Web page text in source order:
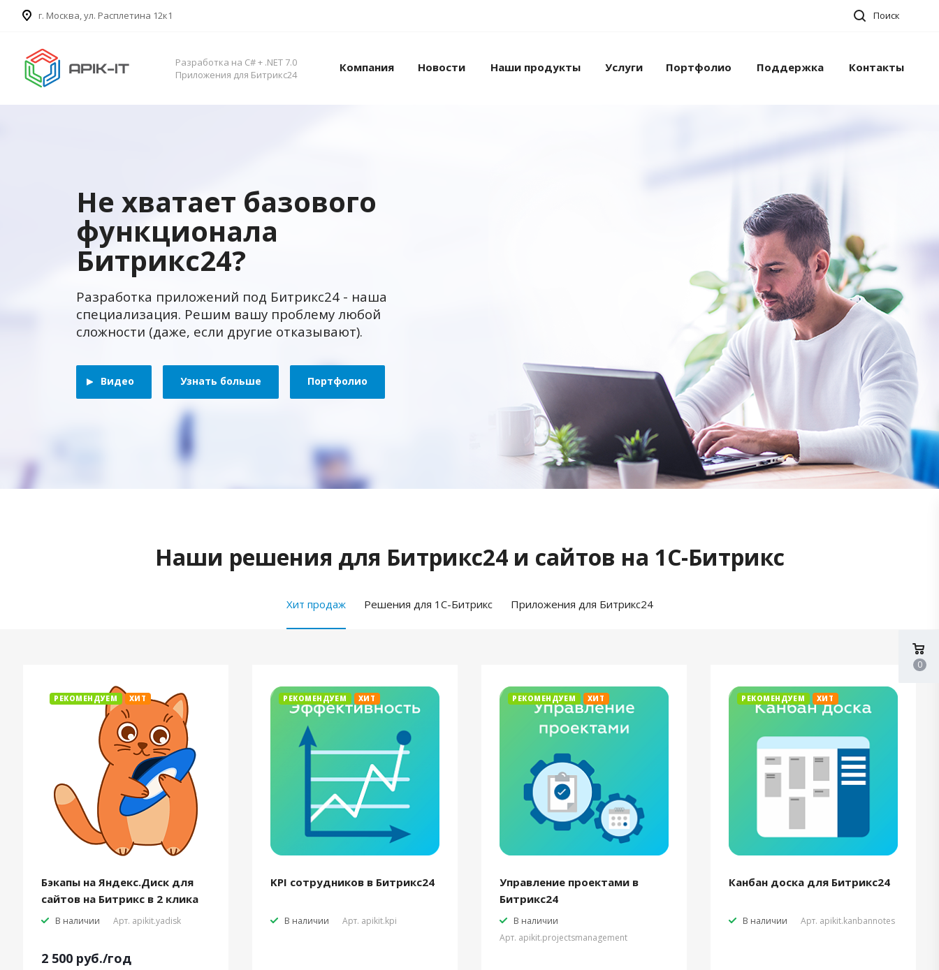
​г. Москва, ул. Расплетина 12к1 Поиск
Разработка на C# + .NET 7.0
Приложения для Битрикс24
Компания Новости Наши продукты Услуги Портфолио Поддержка Контакты
Не хватает базового
функционала
Битрикс24?
Разработка приложений под Битрикс24 - наша
специализация. Решим вашу проблему любой
сложности (даже, если другие отказывают).
Видео Узнать больше Портфолио
Наши решения для Битрикс24 и сайтов на 1С-Битрикс
Хит продаж Решения для 1С-Битрикс Приложения для Битрикс24
РЕКОМЕНДУЕМ ХИТ
Бэкапы на Яндекс.Диск для
сайтов на Битрикс в 2 клика
В наличии Арт. apikit.yadisk
2 500 руб./год
РЕКОМЕНДУЕМ ХИТ
KPI сотрудников в Битрикс24
В наличии Арт. apikit.kpi
РЕКОМЕНДУЕМ ХИТ
Управление проектами в
Битрикс24
В наличии
Арт. apikit.projectsmanagement
РЕКОМЕНДУЕМ ХИТ
Канбан доска для Битрикс24
В наличии Арт. apikit.kanbannotes
0